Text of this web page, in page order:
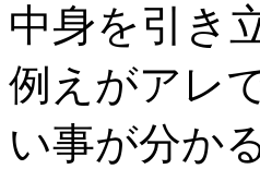
中身を引き
例えがアレ
い事が分か